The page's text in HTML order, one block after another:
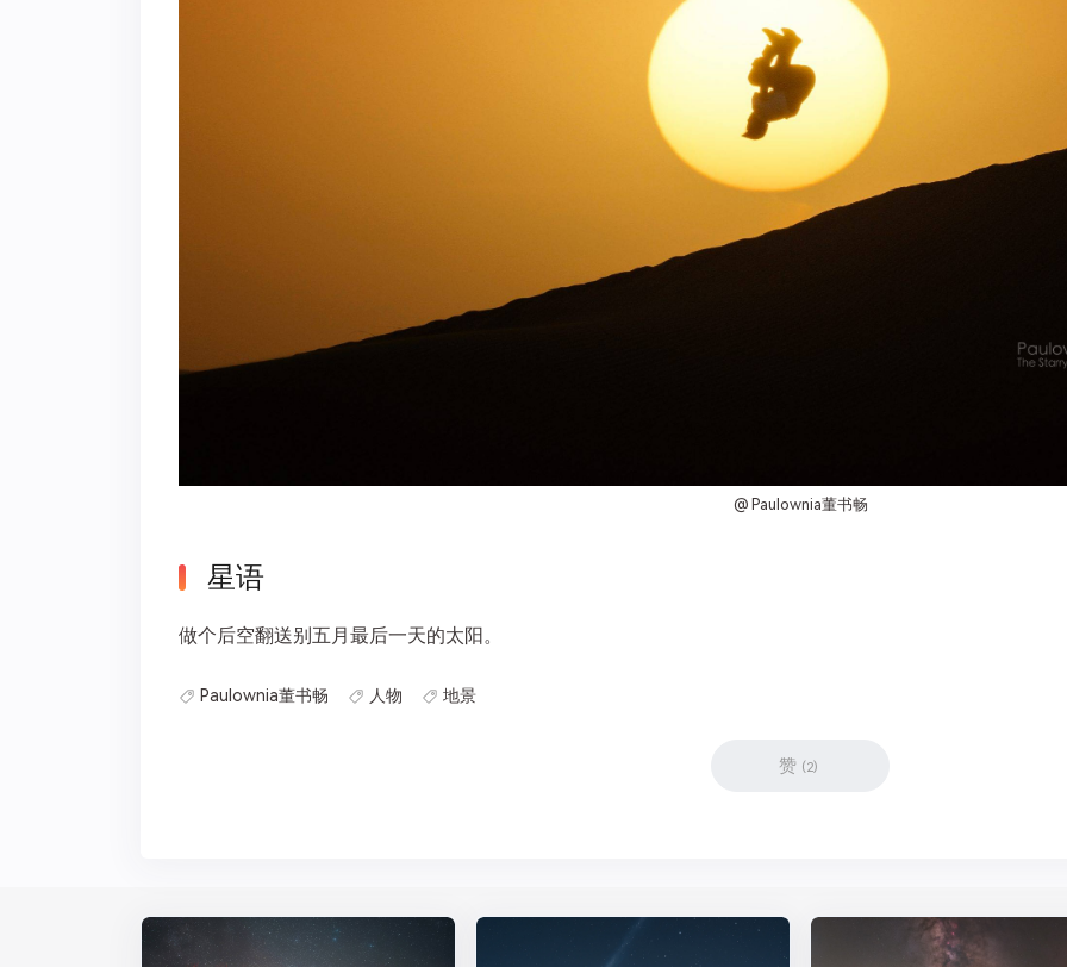
@ Paulownia董书畅
星语
做个后空翻送别五月最后一天的太阳。
Paulownia董书畅 人物 地景
赞 (2)